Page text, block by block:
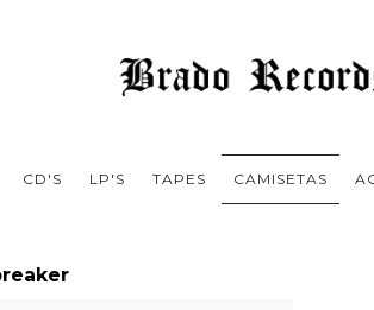
CD'S LP'S TAPES CAMISETAS